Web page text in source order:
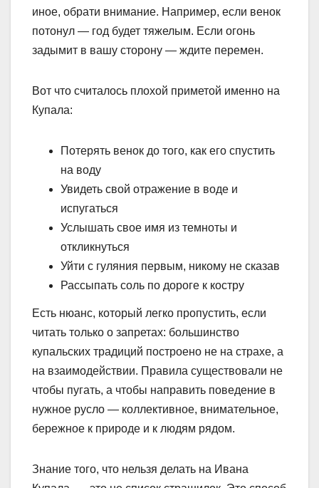
иное, обрати внимание. Например, если венок
потонул — год будет тяжелым. Если огонь
задымит в вашу сторону — ждите перемен.
Вот что считалось плохой приметой именно на
Купала:
Потерять венок до того, как его спустить
на воду
Увидеть свой отражение в воде и
испугаться
Услышать свое имя из темноты и
откликнуться
Уйти с гуляния первым, никому не сказав
Рассыпать соль по дороге к костру
Есть нюанс, который легко пропустить, если
читать только о запретах: большинство
купальских традиций построено не на страхе, а
на взаимодействии. Правила существовали не
чтобы пугать, а чтобы направить поведение в
нужное русло — коллективное, внимательное,
бережное к природе и к людям рядом.
Знание того, что нельзя делать на Ивана